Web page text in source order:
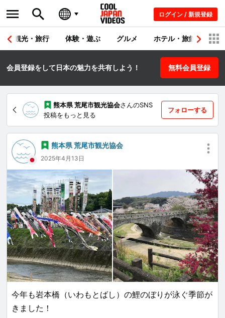
ログイン / 新規登録
観光・旅行 体験・遊ぶ グルメ ホテル・旅館 シ
会員登録をして日本の魅力を共有しよう！ 無料会員登録
熊本県 荒尾市観光協会さんのSNS
投稿をもっと見る
フォローする
熊本県 荒尾市観光協会
2025年4月13日
今年も岩本橋（いわもとばし）の鯉のぼりが泳ぐ季節が
きました！